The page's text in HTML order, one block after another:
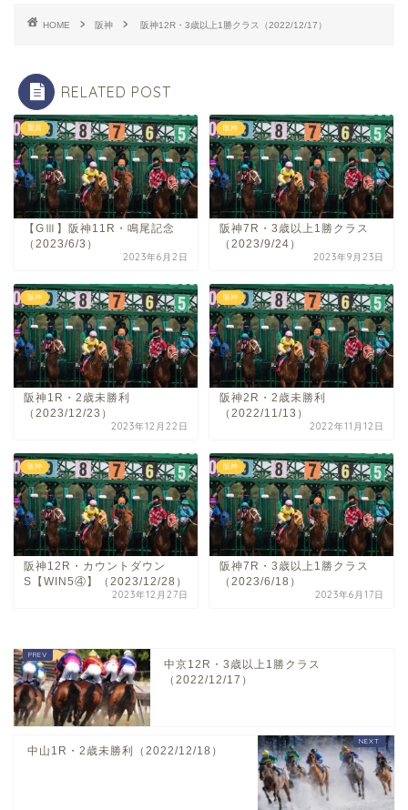
HOME 阪神 阪神12R・3歳以上1勝クラス（2022/12/17）
RELATED POST
重賞
【GⅢ】阪神11R・鳴尾記念
（2023/6/3）
2023年6月2日
阪神
阪神7R・3歳以上1勝クラス
（2023/9/24）
2023年9月23日
阪神
阪神1R・2歳未勝利
（2023/12/23）
2023年12月22日
阪神
阪神2R・2歳未勝利
（2022/11/13）
2022年11月12日
阪神
阪神12R・カウントダウン
S【WIN5④】（2023/12/28）
2023年12月27日
阪神
阪神7R・3歳以上1勝クラス
（2023/6/18）
2023年6月17日
中京12R・3歳以上1勝クラス
（2022/12/17）
中山1R・2歳未勝利（2022/12/18）